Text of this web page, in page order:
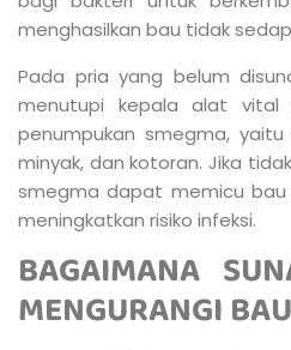
menghasilkan bau tidak
Pada pria yang belum
menutupi kepala alat
penumpukan smegma,
minyak, dan kotoran. Jika
smegma dapat memicu
meningkatkan risiko infeksi.
BAGAIMANA
MENGURANGI